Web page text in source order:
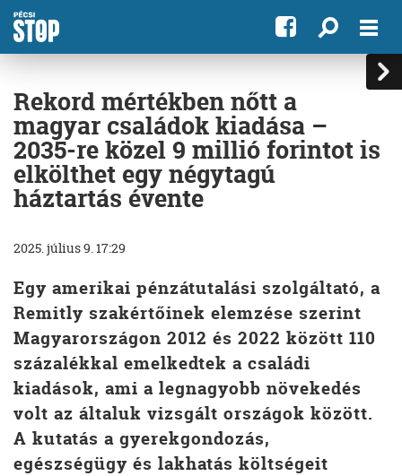
Rekord mértékben nőtt a
magyar családok kiadása –
2035-re közel 9 millió forintot is
elkölthet egy négytagú
háztartás évente
2025. július 9. 17:29
Egy amerikai pénzátutalási szolgáltató, a
Remitly szakértőinek elemzése szerint
Magyarországon 2012 és 2022 között 110
százalékkal emelkedtek a családi
kiadások, ami a legnagyobb növekedés
volt az általuk vizsgált országok között.
A kutatás a gyerekgondozás,
egészségügy és lakhatás költségeit